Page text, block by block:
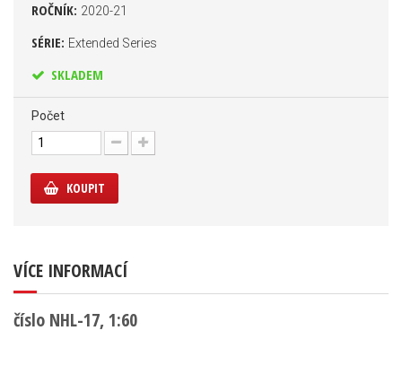
ROČNÍK: 2020-21
SÉRIE: Extended Series
SKLADEM
Počet
KOUPIT
VÍCE INFORMACÍ
číslo NHL-17, 1:60